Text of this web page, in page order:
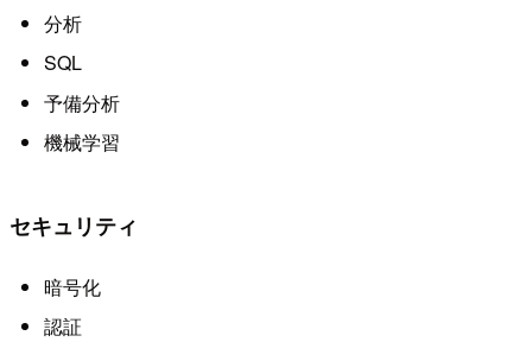
分析
SQL
予備分析
機械学習
セキュリティ
暗号化
認証